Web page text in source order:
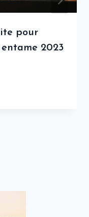
pour
2023